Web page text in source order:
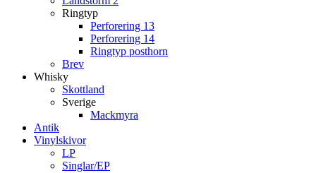
Ringtyp
Perforering 13
Perforering 14
Ringtyp posthorn
Brev
Whisky
Skottland
Sverige
Mackmyra
Antik
Vinylskivor
LP
Singlar/EP